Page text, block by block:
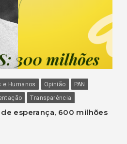
e Humanos Opinião
PAN
Transparência
esperança, 600 milhões